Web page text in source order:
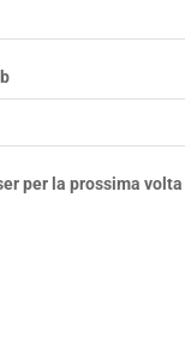
per la prossima